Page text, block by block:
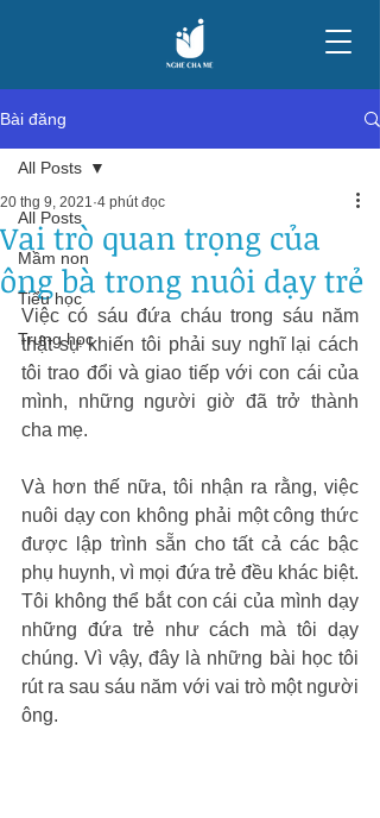
Bài đăng
All Posts
Mầm non
Tiểu học
Trung học
All Posts
Vai trò quan trọng của
ông bà trong nuôi dạy trẻ
20 thg 9, 2021 4 phút đọc
Việc có sáu đứa cháu trong sáu năm
thật sự khiến tôi phải suy nghĩ lại cách
tôi trao đổi và giao tiếp với con cái của
mình, những người giờ đã trở thành
cha mẹ.
Và hơn thế nữa, tôi nhận ra rằng, việc
nuôi dạy con không phải một công thức
được lập trình sẵn cho tất cả các bậc
phụ huynh, vì mọi đứa trẻ đều khác biệt.
Tôi không thể bắt con cái của mình dạy
những đứa trẻ như cách mà tôi dạy
chúng. Vì vậy, đây là những bài học tôi
rút ra sau sáu năm với vai trò một người
ông.